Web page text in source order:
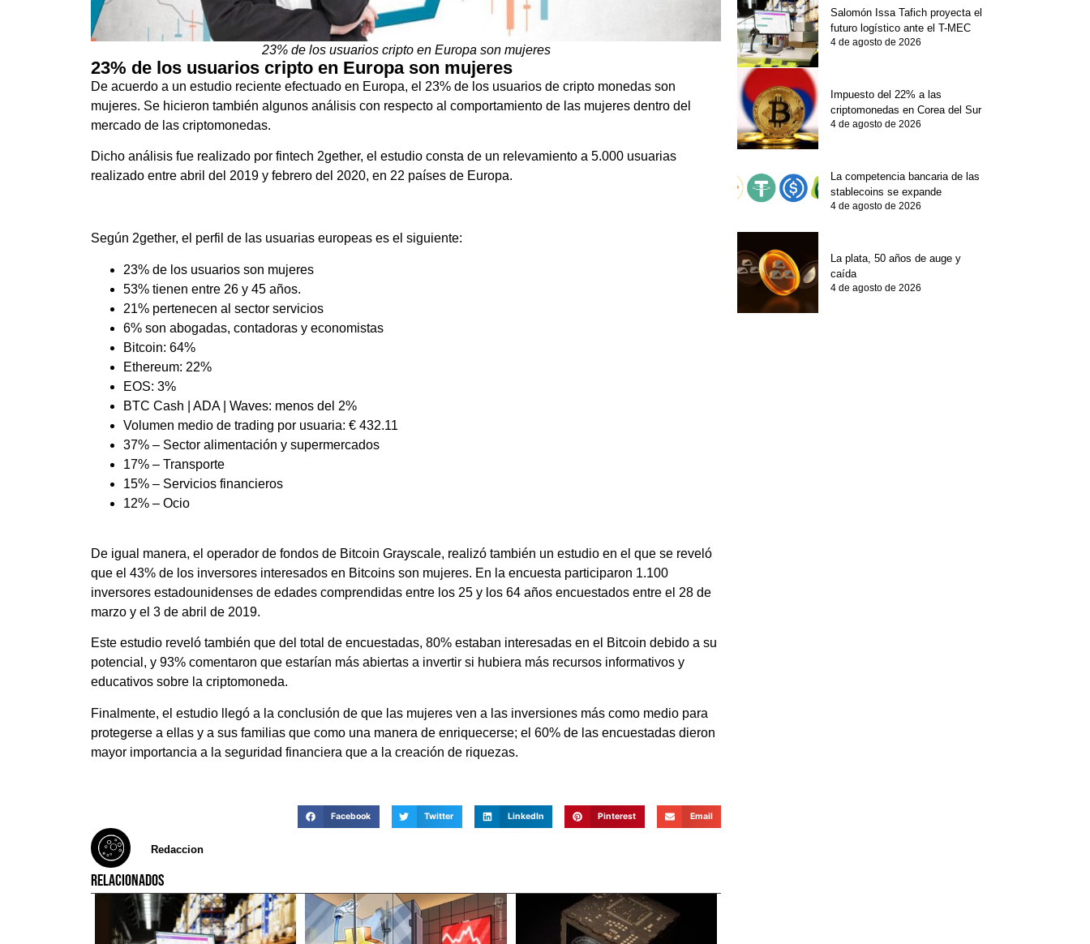
23% de los usuarios cripto en Europa son mujeres
23% de los usuarios cripto en Europa son mujeres
De acuerdo a un estudio reciente efectuado en Europa, el 23% de los usuarios de cripto monedas son
mujeres. Se hicieron también algunos análisis con respecto al comportamiento de las mujeres dentro del
mercado de las criptomonedas.
Dicho análisis fue realizado por fintech 2gether, el estudio consta de un relevamiento a 5.000 usuarias
realizado entre abril del 2019 y febrero del 2020, en 22 países de Europa.
Según 2gether, el perfil de las usuarias europeas es el siguiente:
23% de los usuarios son mujeres
53% tienen entre 26 y 45 años.
21% pertenecen al sector servicios
6% son abogadas, contadoras y economistas
Bitcoin: 64%
Ethereum: 22%
EOS: 3%
BTC Cash | ADA | Waves: menos del 2%
Volumen medio de trading por usuaria: € 432.11
37% – Sector alimentación y supermercados
17% – Transporte
15% – Servicios financieros
12% – Ocio
De igual manera, el operador de fondos de Bitcoin Grayscale, realizó también un estudio en el que se reveló
que el 43% de los inversores interesados en Bitcoins son mujeres. En la encuesta participaron 1.100
inversores estadounidenses de edades comprendidas entre los 25 y los 64 años encuestados entre el 28 de
marzo y el 3 de abril de 2019.
Este estudio reveló también que del total de encuestadas, 80% estaban interesadas en el Bitcoin debido a su
potencial, y 93% comentaron que estarían más abiertas a invertir si hubiera más recursos informativos y
educativos sobre la criptomoneda.
Finalmente, el estudio llegó a la conclusión de que las mujeres ven a las inversiones más como medio para
protegerse a ellas y a sus familias que como una manera de enriquecerse; el 60% de las encuestadas dieron
mayor importancia a la seguridad financiera que a la creación de riquezas.
Facebook Twitter LinkedIn Pinterest Email
Redaccion
RELACIONADOS
Salomón Issa Tafich proyecta el
futuro logístico ante el T-MEC
4 de agosto de 2026
Impuesto del 22% a las
criptomonedas en Corea del Sur
4 de agosto de 2026
La competencia bancaria de las
stablecoins se expande
4 de agosto de 2026
La plata, 50 años de auge y
caída
4 de agosto de 2026